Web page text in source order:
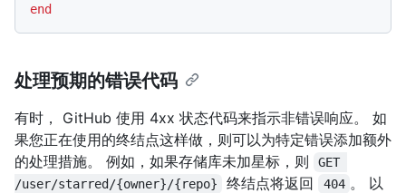
end
处理预期的错误代码
有时， GitHub 使用 4xx 状态代码来指示非错误响应。 如
果您正在使用的终结点这样做，则可以为特定错误添加额外
的处理措施。 例如，如果存储库未加星标，则
GET
/user/starred/{owner}/{repo}
终结点将返回 404 。 以